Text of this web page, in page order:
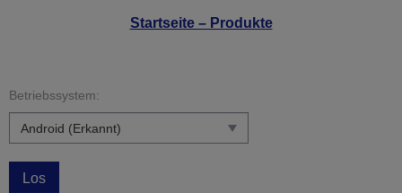
Startseite – Produkte
Betriebssystem:
Los